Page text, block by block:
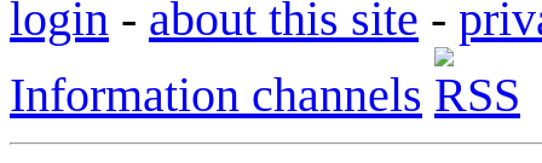
login - about this site -
Information channels